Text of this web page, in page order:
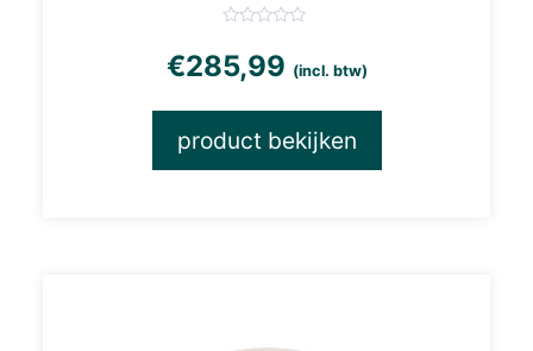
€285,99 (incl. btw)
product bekijken